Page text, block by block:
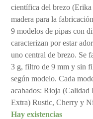
científica del brezo
madera para la
9 modelos de pipas con
caracterizan por estar
uno central de brezo. Se
3 g, filtro de 9 mm y sin
según modelo. Cada
acabados: Rioja
Extra) Rustic, Cherry y
Hay existencias